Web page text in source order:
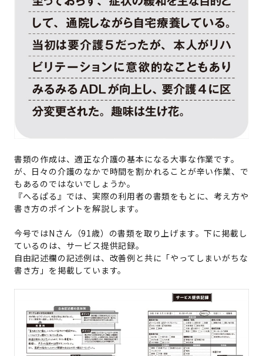
書類の作成は、適正な介護の基本になる大事な作業です。
が、日々の介護のなかで時間を割かれることが辛い作業、で
もあるのではないでしょうか。
『へるぱる』では、実際の利用者の書類をもとに、考え方や
書き方のポイントを解説します。
今号ではN さん（91歳）の書類を取り上げます。下に掲載し
ているのは、サービス提供記録。
自由記述欄の記述例は、改善例と共に「やってしまいがちな
書き方」を掲載しています。